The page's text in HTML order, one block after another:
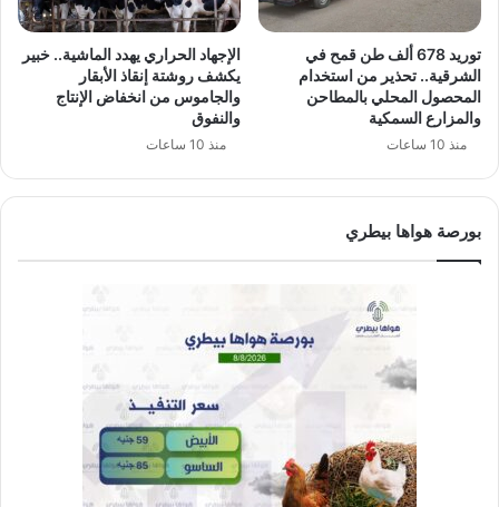
توريد 678 ألف طن قمح في
الشرقية.. تحذير من استخدام
المحصول المحلي بالمطاحن
والمزارع السمكية
منذ 10 ساعات
الإجهاد الحراري يهدد الماشية.. خبير
يكشف روشتة إنقاذ الأبقار
والجاموس من انخفاض الإنتاج
والنفوق
منذ 10 ساعات
بورصة هواها بيطري